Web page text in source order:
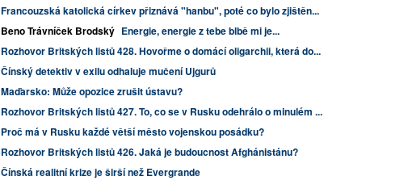
Francouzská katolická církev přiznává "hanbu", poté co bylo zjištěn...
Beno Trávníček Brodský Energie, energie z tebe blbě mi je...
Rozhovor Britských listů 428. Hovořme o domácí oligarchii, která do...
Čínský detektiv v exilu odhaluje mučení Ujgurů
Maďarsko: Může opozice zrušit ústavu?
Rozhovor Britských listů 427. To, co se v Rusku odehrálo o minulém ...
Proč má v Rusku každé větší město vojenskou posádku?
Rozhovor Britských listů 426. Jaká je budoucnost Afghánistánu?
Čínská realitní krize je širší než Evergrande